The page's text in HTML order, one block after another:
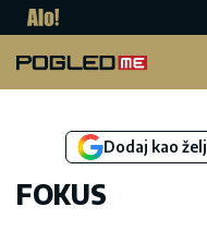
Dodaj kao
FOKUS